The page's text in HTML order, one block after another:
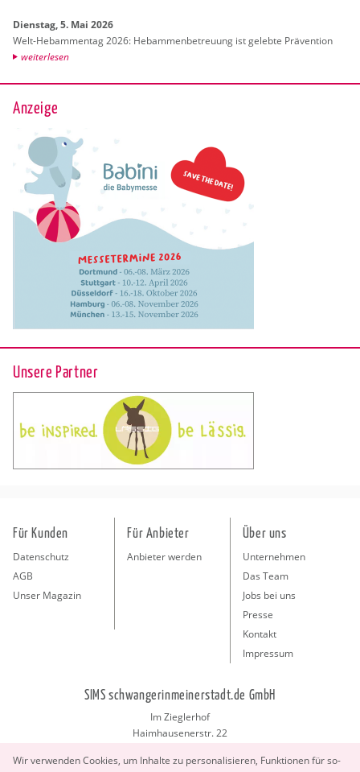
Diens­tag, 5. Mai 2026
Welt-Heb­am­men­tag 2026: Heb­am­men­be­treu­ung ist ge­leb­te Prä­ven­ti­on
wei­ter­le­sen
Anzeige
Unsere Partner
Wir ver­wen­den Coo­kies, um In­hal­te zu per­so­na­li­sie­ren, Funk­tio­nen für so­
Für Kunden
Datenschutz
AGB
Unser Magazin
Für Anbieter
Anbieter werden
Über uns
Unternehmen
Das Team
Jobs bei uns
Presse
Kontakt
Impressum
SIMS schwangerinmeinerstadt.de GmbH
Im Zieglerhof
Haimhausenerstr. 22
info@schwangerinmeinerstadt.de